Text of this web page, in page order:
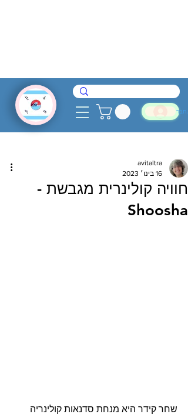
חוויה קולינרית מגבשת -
Shoosha
avitaltra
16 בינו׳ 2023
שחר קידר היא מנחת סדנאות קולינריה